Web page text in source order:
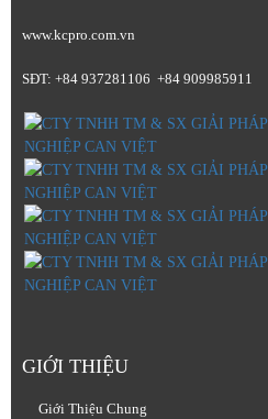
www.kcpro.com.vn
SĐT: +84 937281106 +84 909985911
GIỚI THIỆU
Giới Thiệu Chung